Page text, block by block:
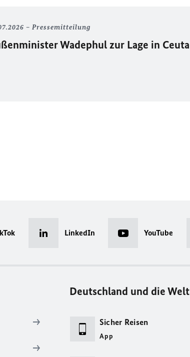
Pressemitteilung
Wadephul zur Lage in Ceuta
LinkedIn YouTube
Deutschland und die Welt
Sicher Reisen
App